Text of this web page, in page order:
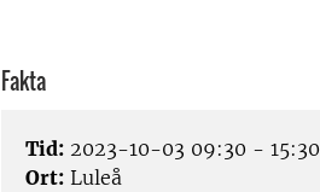
Fakta
Tid: 2023-10-03 09:30 - 15:30
Ort: Luleå